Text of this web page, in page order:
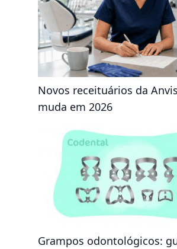
Novos receituários da
muda em 2026
Grampos odontológicos: